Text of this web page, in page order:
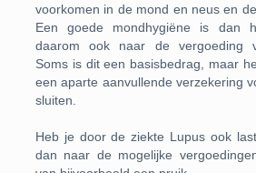
voorkomen in de mond en neus en
Een goede mondhygiëne is dan
daarom ook naar de vergoeding
Soms is dit een basisbedrag, maar
een aparte aanvullende verzekering
sluiten.
Heb je door de ziekte Lupus ook
dan naar de mogelijke